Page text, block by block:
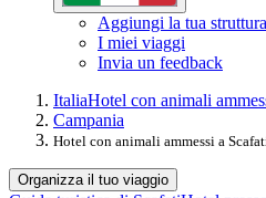
Aggiungi la tua struttura
I miei viaggi
Invia un feedback
ItaliaHotel con animali
Campania
Hotel con animali ammessi a
Organizza il tuo viaggio